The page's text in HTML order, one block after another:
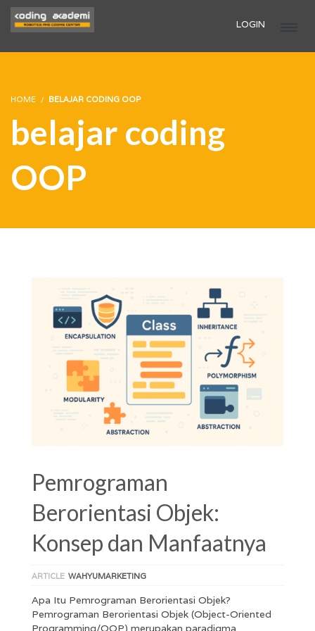
LOGIN
HOME BELAJAR CODING OOP
belajar coding
OOP
Pemrograman
Berorientasi Objek:
Konsep dan Manfaatnya
ARTICLE WAHYUMARKETING
Apa Itu Pemrograman Berorientasi Objek?
Pemrograman Berorientasi Objek (Object-Oriented
Programming/OOP) merupakan paradigma